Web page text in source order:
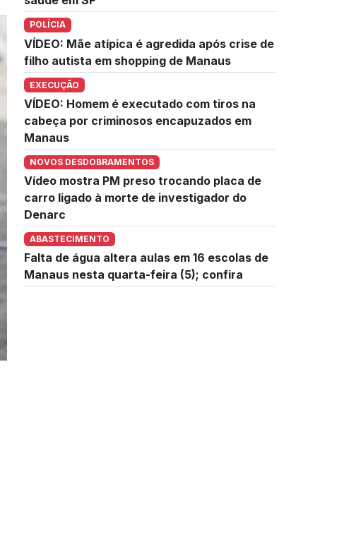
POLÍCIA
VÍDEO: Mãe atípica é agredida após crise de
filho autista em shopping de Manaus
EXECUÇÃO
VÍDEO: Homem é executado com tiros na
cabeça por criminosos encapuzados em
Manaus
NOVOS DESDOBRAMENTOS
Vídeo mostra PM preso trocando placa de
carro ligado à morte de investigador do
Denarc
ABASTECIMENTO
Falta de água altera aulas em 16 escolas de
Manaus nesta quarta-feira (5); confira